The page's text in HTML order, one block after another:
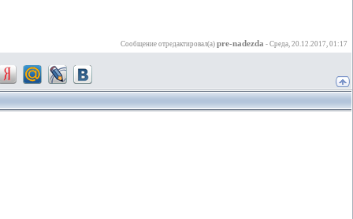
Сообщение отредактировал(а) pre-nadezda - Среда, 20.12.2017, 01:17